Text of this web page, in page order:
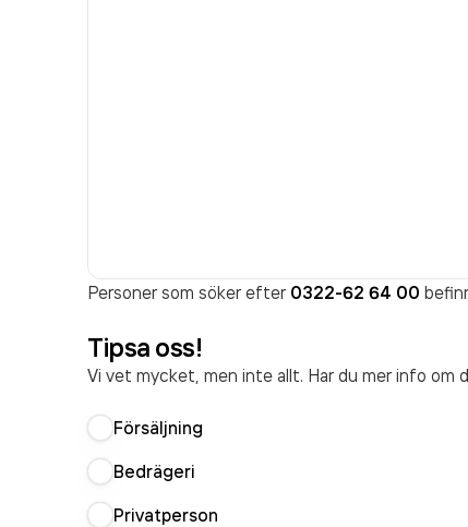
Personer som söker efter 0322-62 64 00
Tipsa oss!
Vi vet mycket, men inte allt. Har du mer info
Försäljning
Bedrägeri
Privatperson